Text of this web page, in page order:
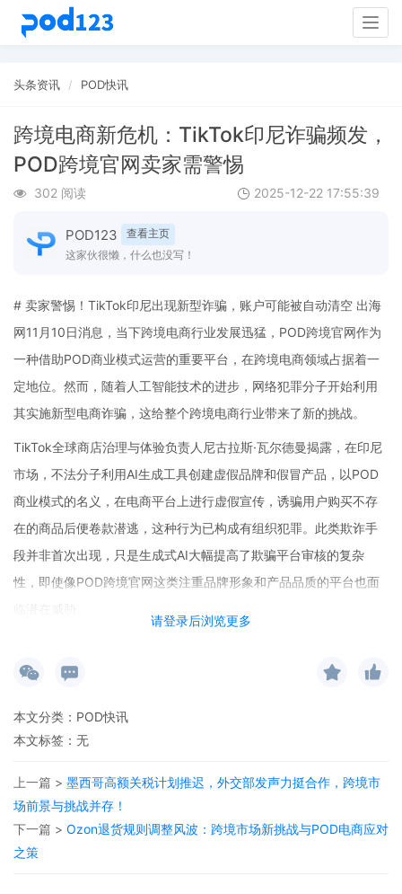
头条资讯 POD快讯
跨境电商新危机：TikTok印尼诈骗频发，
POD跨境官网卖家需警惕
302 阅读 2025-12-22 17:55:39
POD123
查看主页
这家伙很懒，什么也没写！
请登录后浏览更多
# 卖家警惕！TikTok印尼出现新型诈骗，账户可能被自动清空 出海
网11月10日消息，当下跨境电商行业发展迅猛，POD跨境官网作为
一种借助POD商业模式运营的重要平台，在跨境电商领域占据着一
定地位。然而，随着人工智能技术的进步，网络犯罪分子开始利用
其实施新型电商诈骗，这给整个跨境电商行业带来了新的挑战。
TikTok全球商店治理与体验负责人尼古拉斯·瓦尔德曼揭露，在印尼
市场，不法分子利用AI生成工具创建虚假品牌和假冒产品，以POD
商业模式的名义，在电商平台上进行虚假宣传，诱骗用户购买不存
在的商品后便卷款潜逃，这种行为已构成有组织犯罪。此类欺诈手
段并非首次出现，只是生成式AI大幅提高了欺骗平台审核的复杂
性，即使像POD跨境官网这类注重品牌形象和产品品质的平台也面
新型诈骗面前也显得脆弱。这类诈骗不仅影响消费者的购物体验和
网的卖家来说，账户存在被不法分子利用虚假交易等手段自动清空
资金的风险。
为应对这一挑战，电商平台正积极采用“以AI对抗AI”的策略。TikTok
结合人工审核与AI工具检测虚假账户和广告，并借助外部公司进行
奢侈品真伪鉴定；亚马逊则于去年三月推出AI工具追踪假冒产品和
本文分类： POD快讯
本文标签：无
上一篇 > 墨西哥高额关税计划推迟，外交部发声力挺合作，跨境市
场前景与挑战并存！
下一篇 > Ozon退货规则调整风波：跨境市场新挑战与POD电商应对
之策